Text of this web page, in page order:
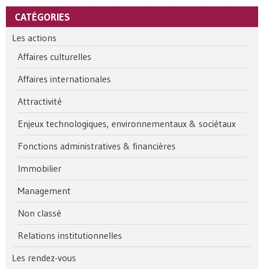
CATÉGORIES
Les actions
Affaires culturelles
Affaires internationales
Attractivité
Enjeux technologiques, environnementaux & sociétaux
Fonctions administratives & financières
Immobilier
Management
Non classé
Relations institutionnelles
Les rendez-vous